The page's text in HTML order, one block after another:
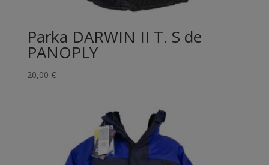
Parka DARWIN II T. S de
PANOPLY
20,00 €